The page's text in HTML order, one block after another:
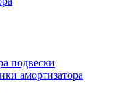
подвески
амортизатора